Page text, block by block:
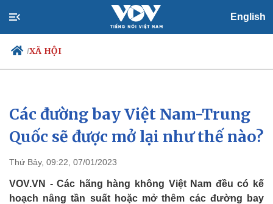
English
/XÃ HỘI
Chính trị
Đảng
Tổ chức nhân sự
Nhận diện sự thật
Xã hội
Tin 24h
Dự báo thời tiết
Việc làm
Biển đảo
Các đường bay Việt Nam-Trung
Quốc sẽ được mở lại như thế nào?
Thứ Bảy, 09:22, 07/01/2023
VOV.VN - Các hãng hàng không Việt Nam đều có kế
hoạch nâng tần suất hoặc mở thêm các đường bay